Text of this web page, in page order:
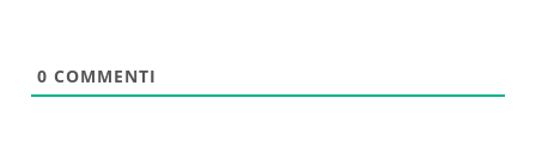
0 COMMENTI